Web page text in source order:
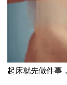
起床就先做件事